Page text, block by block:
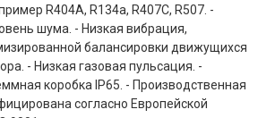
R404A, R134a, R407C, R507. -
шума. - Низкая вибрация,
балансировки движущихся
- Низкая газовая пульсация. -
коробка IP65. - Производственная
согласно Европейской